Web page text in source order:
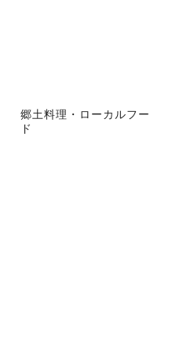
郷土料理・ローカルフー
ド